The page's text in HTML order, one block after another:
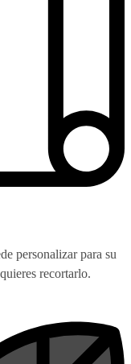
personalizar para su
recortarlo.